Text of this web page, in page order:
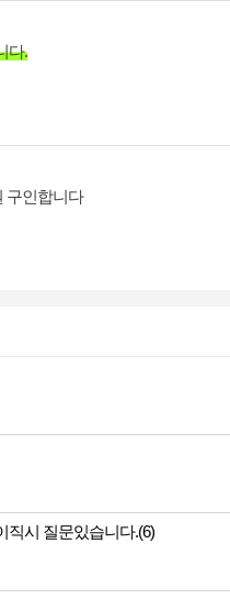
다.
구인합니다
직시 질문있습니다.(6)